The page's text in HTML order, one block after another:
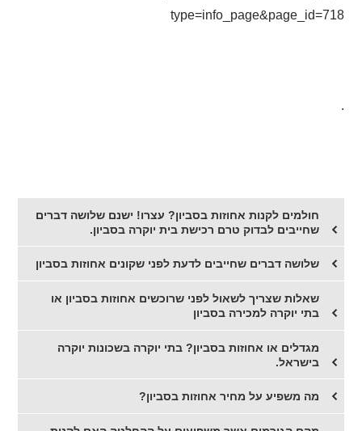
type=info_page&page_id=718
.
חולמים לקנות אחוזות בסביון? עצרו! ישנם שלושה דברים
שחייבים לבדוק טרם רכישת בית יוקרה בסביון.
שלושה דברים שחייבים לדעת לפני שקונים אחוזות בסביון
שאלות שצריך לשאול לפני שרוכשים אחוזות בסביון או
בתי יוקרה למכירה בסביון
מגדלים או אחוזות בסביון? בתי יוקרה בשכונות יוקרה
בישראל.
מה משפיע על מחיר אחוזות בסביון?